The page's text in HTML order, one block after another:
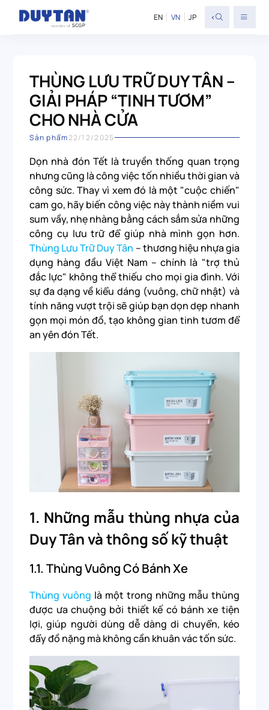
EN VN JP <
THÙNG LƯU TRỮ DUY TÂN –
GIẢI PHÁP “TINH TƯƠM”
CHO NHÀ CỬA
Sản phẩm22/12/2025
Dọn nhà đón Tết là truyền thống quan trọng
nhưng cũng là công việc tốn nhiều thời gian và
công sức. Thay vì xem đó là một "cuộc chiến"
cam go, hãy biến công việc này thành niềm vui
sum vầy, nhẹ nhàng bằng cách sắm sửa những
công cụ lưu trữ để giúp nhà mình gọn hơn.
Thùng Lưu Trữ Duy Tân – thương hiệu nhựa gia
dụng hàng đầu Việt Nam – chính là "trợ thủ
đắc lực" không thể thiếu cho mọi gia đình. Với
sự đa dạng về kiểu dáng (vuông, chữ nhật) và
tính năng vượt trội sẽ giúp bạn dọn dẹp nhanh
gọn mọi món đồ, tạo không gian tinh tươm để
an yên đón Tết.
1. Những mẫu thùng nhựa của
Duy Tân và thông số kỹ thuật
1.1. Thùng Vuông Có Bánh Xe
Thùng vuông là một trong những mẫu thùng
được ưa chuộng bởi thiết kế có bánh xe tiện
lợi, giúp người dùng dễ dàng di chuyển, kéo
đẩy đồ nặng mà không cần khuân vác tốn sức.